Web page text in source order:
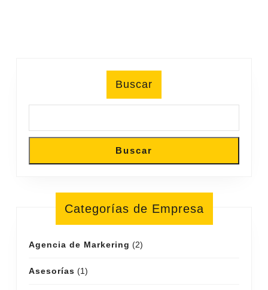
Buscar
Buscar
Categorías de Empresa
Agencia de Markering (2)
Asesorías (1)